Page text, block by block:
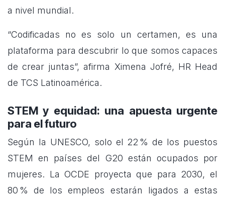
a nivel mundial.
“Codificadas no es solo un certamen, es una
plataforma para descubrir lo que somos capaces
de crear juntas”, afirma Ximena Jofré, HR Head
de TCS Latinoamérica.
STEM y equidad: una apuesta urgente
para el futuro
Según la UNESCO, solo el 22 % de los puestos
STEM en países del G20 están ocupados por
mujeres. La OCDE proyecta que para 2030, el
80 % de los empleos estarán ligados a estas